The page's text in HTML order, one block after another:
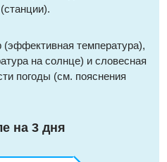
температура),
на солнце) и словесная
погоды (см. пояснения
на 3 дня